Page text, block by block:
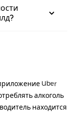
Uber
алкоголь
находится